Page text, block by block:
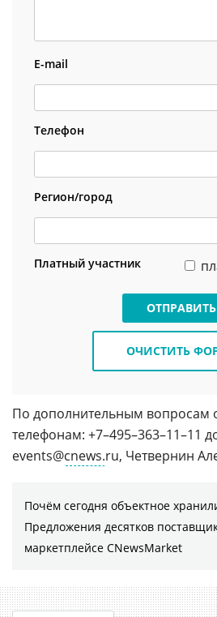
E-mail
Телефон
Регион/город
Платный участник
ОТПРАВИТЬ
ОЧИСТИТЬ
По дополнительным вопросам
телефонам: +7–495–363–11–11
events@cnews.ru, Четвернин
Почём сегодня объектное
Предложения десятков
маркетплейсе CNewsMarket